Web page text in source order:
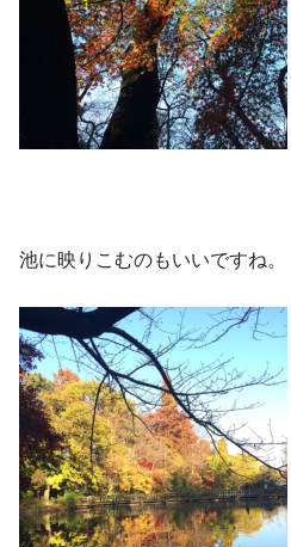
池に映りこむのもいいですね。